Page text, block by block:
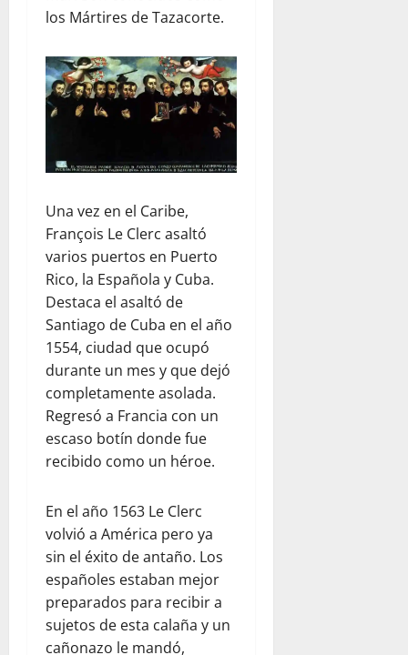
los Mártires de Tazacorte.
Una vez en el Caribe,
François Le Clerc asaltó
varios puertos en Puerto
Rico, la Española y Cuba.
Destaca el asaltó de
Santiago de Cuba en el año
1554, ciudad que ocupó
durante un mes y que dejó
completamente asolada.
Regresó a Francia con un
escaso botín donde fue
recibido como un héroe.
En el año 1563 Le Clerc
volvió a América pero ya
sin el éxito de antaño. Los
españoles estaban mejor
preparados para recibir a
sujetos de esta calaña y un
cañonazo le mandó,